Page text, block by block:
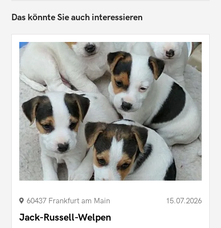
Das könnte Sie auch interessieren
60437 Frankfurt am Main 15.07.2026
Jack-Russell-Welpen